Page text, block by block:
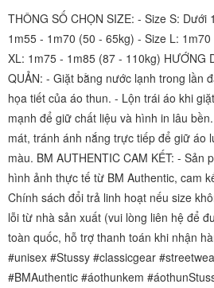
THÔNG SỐ CHỌN SIZE: - Size S: Dưới
1m55 - 1m70 (50 - 65kg) - Size L:
XL: 1m75 - 1m85 (87 - 110kg) HƯỚNG
QUẢN: - Giặt bằng nước lạnh trong lần
họa tiết của áo thun. - Lộn trái áo khi
mạnh để giữ chất liệu và hình in lâu
mát, tránh ánh nắng trực tiếp để giữ áo
màu. BM AUTHENTIC CAM KẾT: - Sản
hình ảnh thực tế từ BM Authentic, cam
Chính sách đổi trả linh hoạt nếu size
lỗi từ nhà sản xuất (vui lòng liên hệ để
toàn quốc, hỗ trợ thanh toán khi nhận
#unisex #Stussy #classicgear
#BMAuthentic #áothunkem